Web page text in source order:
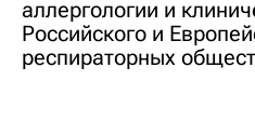
аллергологии и
Российского и
респираторных